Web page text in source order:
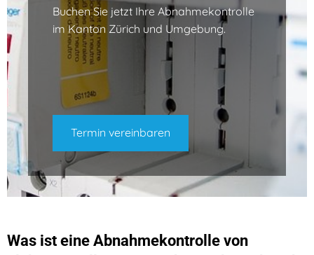
Buchen Sie jetzt Ihre Abnahmekontrolle
im Kanton Zürich und Umgebung.
Termin vereinbaren
Was ist eine Abnahmekontrolle von